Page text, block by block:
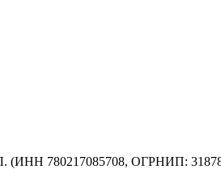
780217085708, ОГРНИП: